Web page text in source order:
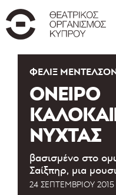
ΦΈΛΙΞ
ΟΝΕΙΡΟ
ΝΥΧΤΑΣ
βασισμένο στο
Σαίξπηρ, μια
24 ΣΕΠΤΕΜΒΡΊΟΥ 2015